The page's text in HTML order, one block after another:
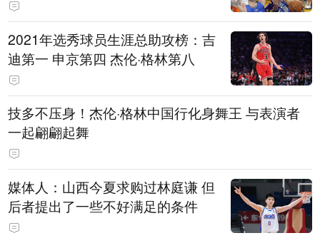
2021年选秀球员生涯总助攻榜：吉
迪第一 申京第四 杰伦·格林第八
技多不压身！杰伦·格林中国行化身舞王 与表演者
一起翩翩起舞
媒体人：山西今夏求购过林庭谦 但
后者提出了一些不好满足的条件